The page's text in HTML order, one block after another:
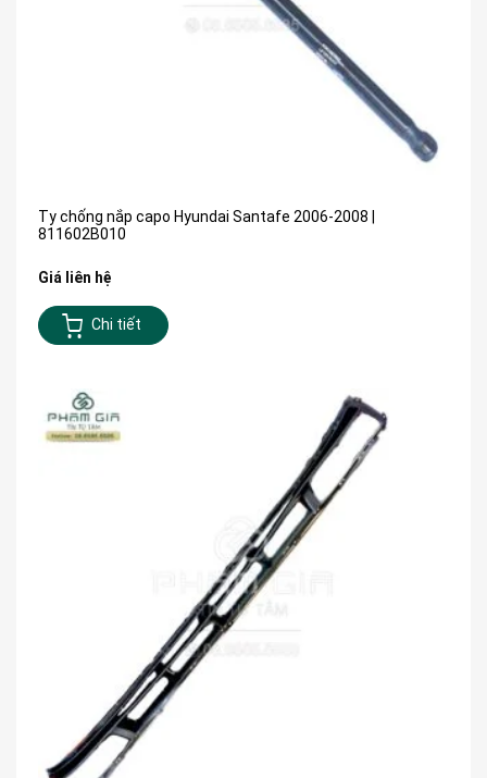
Ty chống nắp capo Hyundai Santafe 2006-2008 |
811602B010
Giá liên hệ
Chi tiết